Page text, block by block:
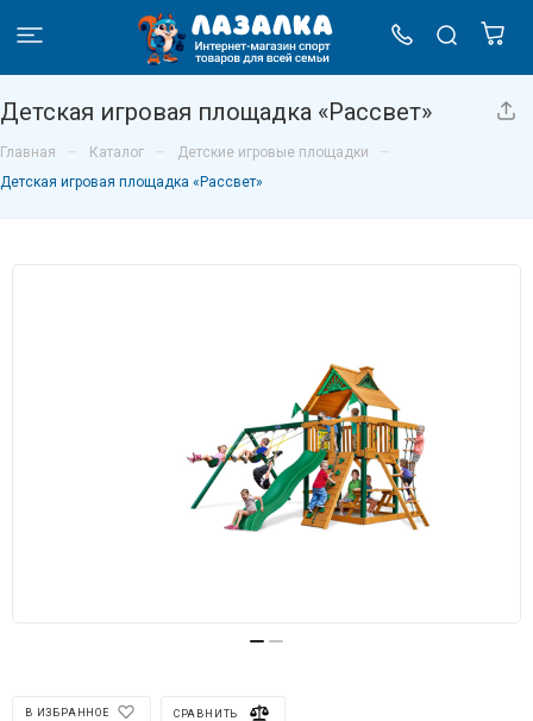
Детская игровая площадка «Рассвет»
Главная – Каталог – Детские игровые площадки –
Детская игровая площадка «Рассвет»
В ИЗБРАННОЕ СРАВНИТЬ